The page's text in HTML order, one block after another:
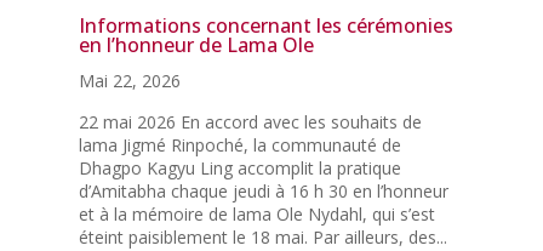
Informations concernant les cérémonies
en l’honneur de Lama Ole
Mai 22, 2026
22 mai 2026 En accord avec les souhaits de
lama Jigmé Rinpoché, la communauté de
Dhagpo Kagyu Ling accomplit la pratique
d’Amitabha chaque jeudi à 16 h 30 en l’honneur
et à la mémoire de lama Ole Nydahl, qui s’est
éteint paisiblement le 18 mai. Par ailleurs, des...